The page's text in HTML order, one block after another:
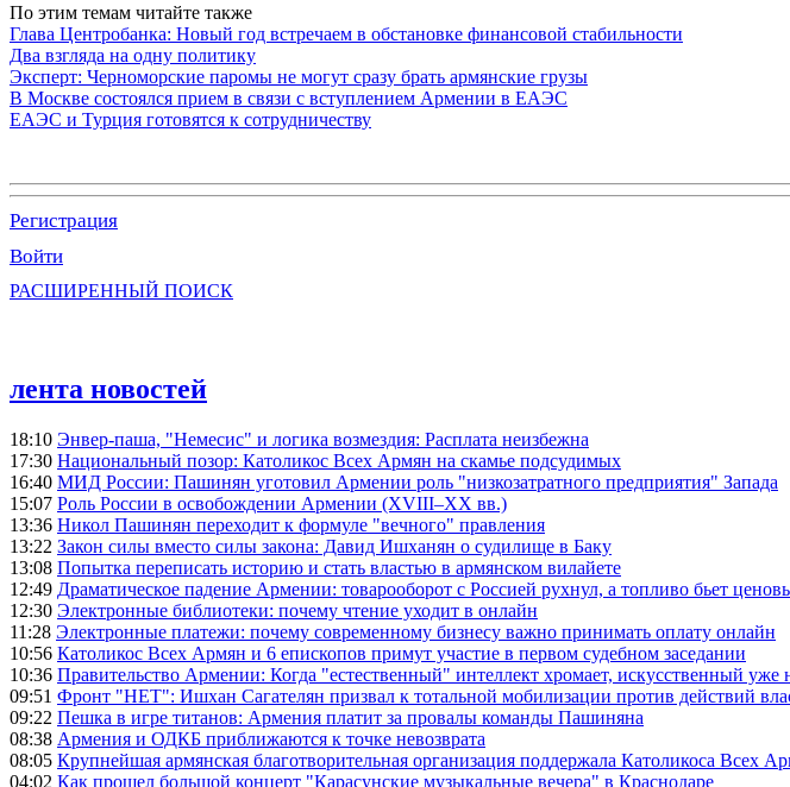
По этим темам читайте также
Глава Центробанка: Новый год встречаем в обстановке финансовой стабильности
Два взгляда на одну политику
Эксперт: Черноморские паромы не могут сразу брать армянские грузы
В Москве состоялся прием в связи с вступлением Армении в ЕАЭС
ЕАЭС и Турция готовятся к сотрудничеству
Регистрация
Войти
РАСШИРЕННЫЙ ПОИСК
лента новостей
18:10 Энвер-паша, "Немесис" и логика возмездия: Расплата неизбежна
17:30 Национальный позор: Католикос Всех Армян на скамье подсудимых
16:40 МИД России: Пашинян уготовил Армении роль "низкозатратного предприятия" Запада
15:07 Роль России в освобождении Армении (XVIII–XX вв.)
13:36 Никол Пашинян переходит к формуле "вечного" правления
13:22 Закон силы вместо силы закона: Давид Ишханян о судилище в Баку
13:08 Попытка переписать историю и стать властью в армянском вилайете
12:49 Драматическое падение Армении: товарооборот с Россией рухнул, а топливо бьет
12:30 Электронные библиотеки: почему чтение уходит в онлайн
11:28 Электронные платежи: почему современному бизнесу важно принимать оплату онлайн
10:56 Католикос Всех Армян и 6 епископов примут участие в первом судебном заседании
10:36 Правительство Армении: Когда "естественный" интеллект хромает, искусственный уже
09:51 Фронт "НЕТ": Ишхан Сагателян призвал к тотальной мобилизации против действий
09:22 Пешка в игре титанов: Армения платит за провалы команды Пашиняна
08:38 Армения и ОДКБ приближаются к точке невозврата
08:05 Крупнейшая армянская благотворительная организация поддержала Католикоса Всех
04:02 Как прошел большой концерт "Карасунские музыкальные вечера" в Краснодаре